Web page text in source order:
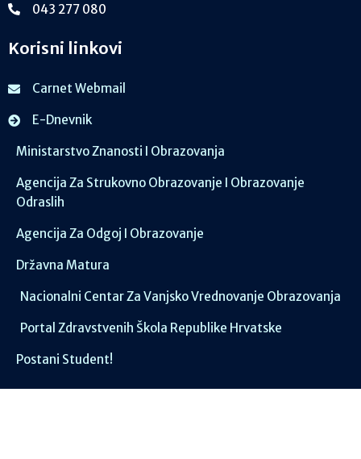
043 277 080
Korisni linkovi
Carnet Webmail
E-Dnevnik
Ministarstvo Znanosti I Obrazovanja
Agencija Za Strukovno Obrazovanje I Obrazovanje
Odraslih
Agencija Za Odgoj I Obrazovanje
Državna Matura
Nacionalni Centar Za Vanjsko Vrednovanje Obrazovanja
Portal Zdravstvenih Škola Republike Hrvatske
Postani Student!